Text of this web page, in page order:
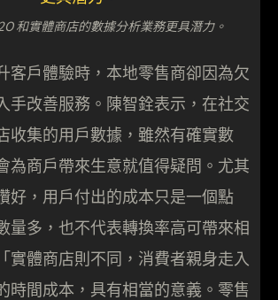
和實體商店的數據分析業務更具潛力。
客戶體驗時，本地零售商卻因為欠
手改善服務。陳智銓表示，在社交
收集的用戶數據，雖然有確實數
為商戶帶來生意就值得疑問。尤其
好，用戶付出的成本只是一個點
量多，也不代表轉換率高可帶來相
實體商店則不同，消費者親身走入
時間成本，具有相當的意義。零售